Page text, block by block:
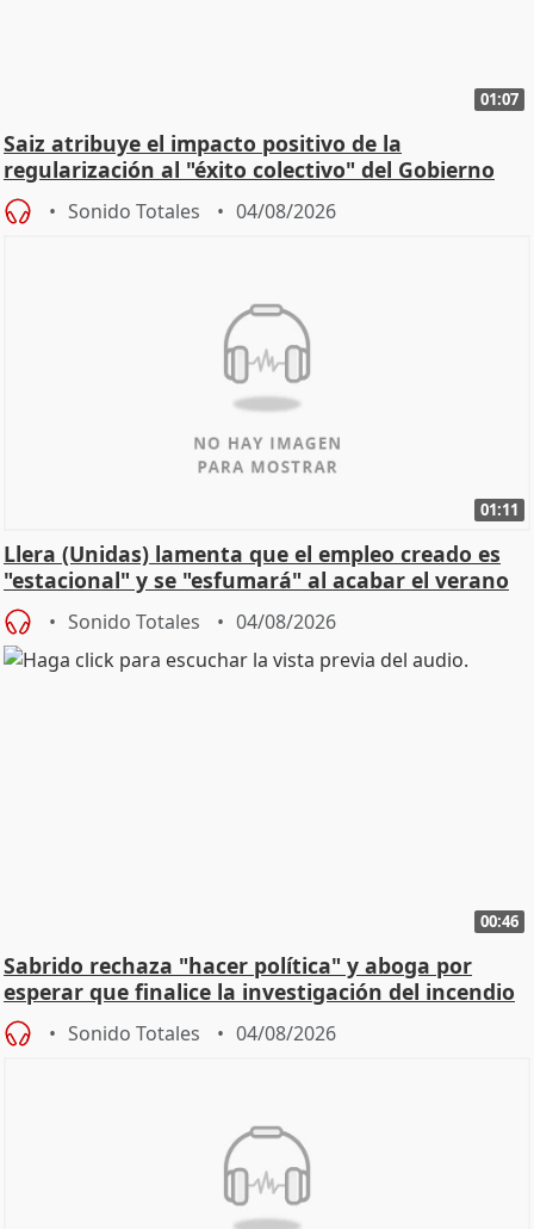
01:07
Saiz atribuye el impacto positivo de la
regularización al "éxito colectivo" del Gobierno
Sonido Totales 04/08/2026
01:11
Llera (Unidas) lamenta que el empleo creado es
"estacional" y se "esfumará" al acabar el verano
Sonido Totales 04/08/2026
00:46
Sabrido rechaza "hacer política" y aboga por
esperar que finalice la investigación del incendio
Sonido Totales 04/08/2026